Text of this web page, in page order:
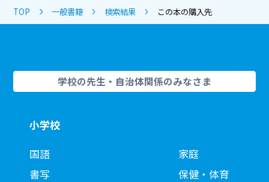
TOP 一般書籍 検索結果 この本の購入先
学校の先生・自治体関係のみなさま
小学校
国語
書写
家庭
保健・体育